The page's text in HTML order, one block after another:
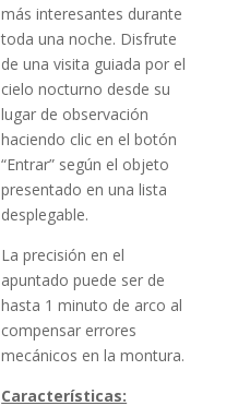
más interesantes durante
toda una noche. Disfrute
de una visita guiada por el
cielo nocturno desde su
lugar de observación
haciendo clic en el botón
“Entrar” según el objeto
presentado en una lista
desplegable.
La precisión en el
apuntado puede ser de
hasta 1 minuto de arco al
compensar errores
mecánicos en la montura.
Características: